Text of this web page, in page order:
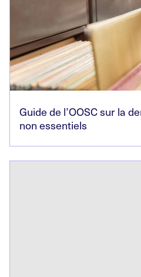
Guide de l’OOSC sur la
non essentiels